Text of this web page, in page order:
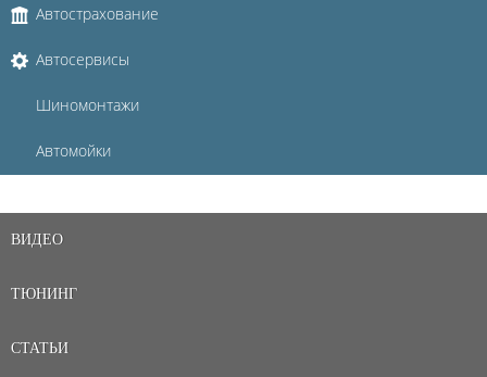
Автострахование
Автосервисы
Шиномонтажи
Автомойки
ВИДЕО
ТЮНИНГ
СТАТЬИ